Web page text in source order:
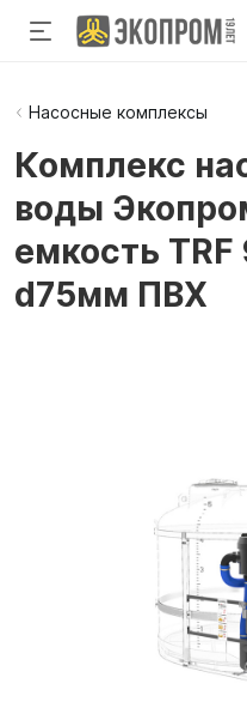
Насосные комплексы
Комплекс
воды
емкость
d75мм ПВХ